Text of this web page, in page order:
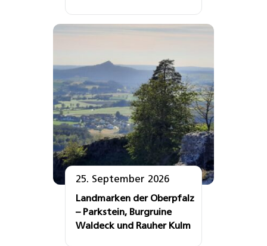
25. September 2026
Landmarken der Oberpfalz
– Parkstein, Burgruine
Waldeck und Rauher Kulm